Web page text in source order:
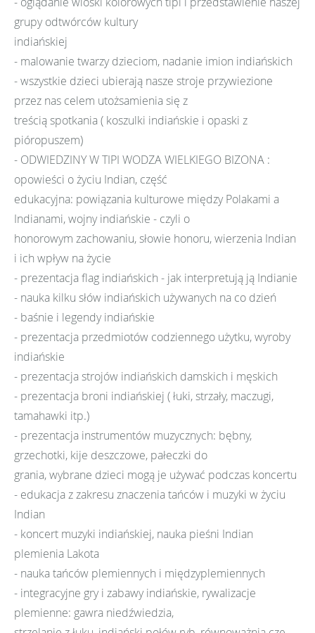
grupy odtwórców kultury
indiańskiej
- malowanie twarzy dzieciom, nadanie imion indiańskich
- wszystkie dzieci ubierają nasze stroje przywiezione
przez nas celem utożsamienia się z
treścią spotkania ( koszulki indiańskie i opaski z
pióropuszem)
- ODWIEDZINY W TIPI WODZA WIELKIEGO BIZONA :
opowieści o życiu Indian, część
edukacyjna: powiązania kulturowe między Polakami a
Indianami, wojny indiańskie - czyli o
honorowym zachowaniu, słowie honoru, wierzenia Indian
i ich wpływ na życie
- prezentacja flag indiańskich - jak interpretują ją Indianie
- nauka kilku słów indiańskich używanych na co dzień
- baśnie i legendy indiańskie
- prezentacja przedmiotów codziennego użytku, wyroby
indiańskie
- prezentacja strojów indiańskich damskich i męskich
- prezentacja broni indiańskiej ( łuki, strzały, maczugi,
tamahawki itp.)
- prezentacja instrumentów muzycznych: bębny,
grzechotki, kije deszczowe, pałeczki do
grania, wybrane dzieci mogą je używać podczas koncertu
- edukacja z zakresu znaczenia tańców i muzyki w życiu
Indian
- koncert muzyki indiańskiej, nauka pieśni Indian
plemienia Lakota
- nauka tańców plemiennych i międzyplemiennych
- integracyjne gry i zabawy indiańskie, rywalizacje
plemienne: gawra niedźwiedzia,